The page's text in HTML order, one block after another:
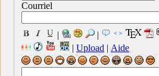
Courriel
Upload Aide